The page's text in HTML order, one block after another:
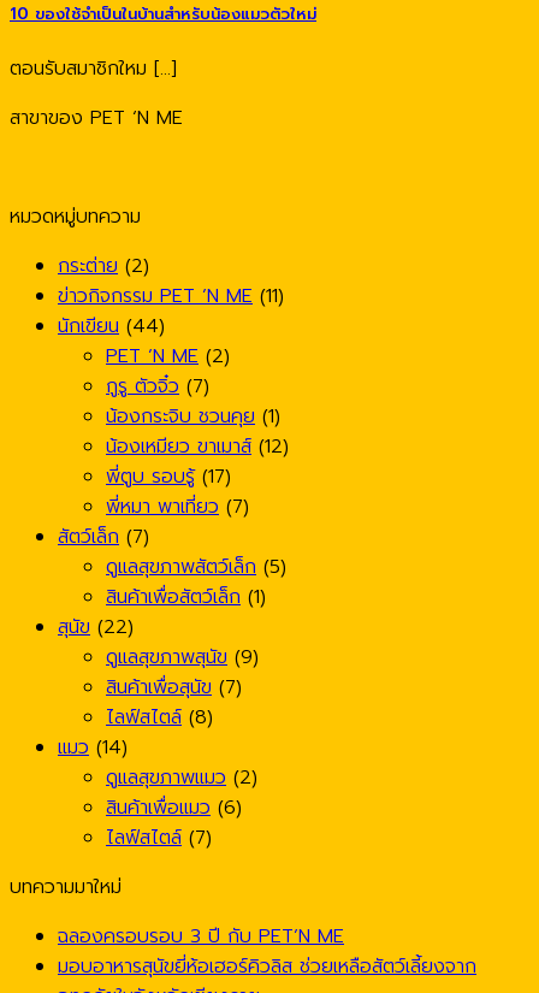
10 ของใช้จำเป็นในบ้านสำหรับน้องแมวตัวใหม่
ตอนรับสมาชิกใหม [...]
สาขาของ PET ‘N ME
หมวดหมู่บทความ
กระต่าย (2)
ข่าวกิจกรรม PET ’N ME (11)
นักเขียน (44)
PET ’N ME (2)
กูรู ตัวจิ๋ว (7)
น้องกระจิบ ชวนคุย (1)
น้องเหมียว ขาเมาส์ (12)
พี่ตูบ รอบรู้(17)
พี่หมา พาเที่ยว (7)
สัตว์เล็ก (7)
ดูแลสุขภาพสัตว์เล็ก (5)
สินค้าเพื่อสัตว์เล็ก (1)
สุนัข (22)
ดูแลสุขภาพสุนัข (9)
สินค้าเพื่อสุนัข (7)
ไลฟ์สไตล์ (8)
แมว (14)
ดูแลสุขภาพแมว (2)
สินค้าเพื่อแมว (6)
ไลฟ์สไตล์ (7)
บทความมาใหม่
ฉลองครอบรอบ 3 ปี กับ PET’N ME
มอบอาหารสุนัขยี่ห้อเฮอร์คิวลิส ช่วยเหลือสัตว์เลี้ยงจาก